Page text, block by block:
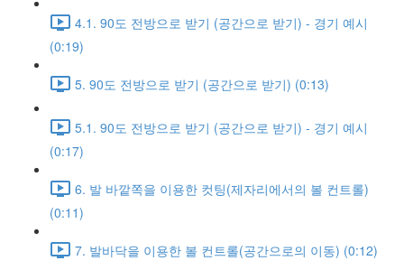
4.1. 90도 전방으로 받기 (공간으로 받기) - 경기 예시
(0:19)
5. 90도 전방으로 받기 (공간으로 받기) (0:13)
5.1. 90도 전방으로 받기 (공간으로 받기) - 경기 예시
(0:17)
6. 발 바깥쪽을 이용한 컷팅(제자리에서의 볼 컨트롤)
(0:11)
7. 발바닥을 이용한 볼 컨트롤(공간으로의 이동) (0:12)